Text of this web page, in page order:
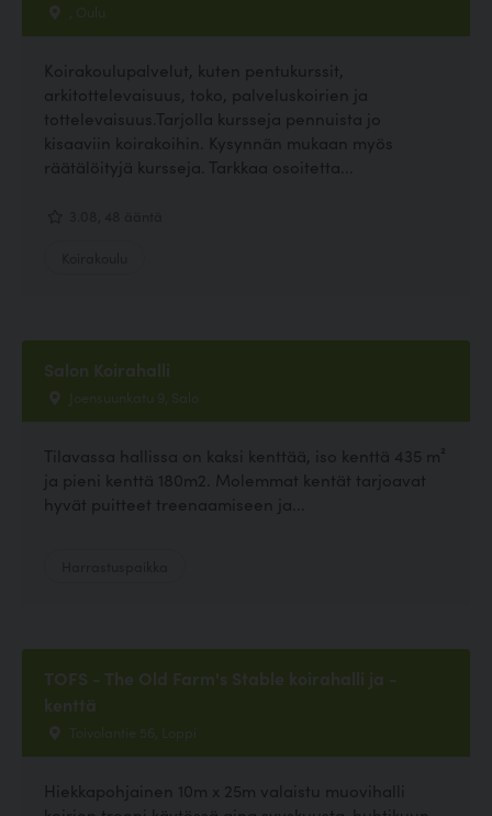
, Oulu
Koirakoulupalvelut, kuten pentukurssit,
arkitottelevaisuus, toko, palveluskoirien ja
tottelevaisuus.Tarjolla kursseja pennuista jo
kisaaviin koirakoihin. Kysynnän mukaan myös
räätälöityjä kursseja. Tarkkaa osoitetta...
Salon Koirahalli
Joensuunkatu 9, Salo
Tilavassa hallissa on kaksi kenttää, iso kenttä 435 m²
ja pieni kenttä 180m2. Molemmat kentät tarjoavat
hyvät puitteet treenaamiseen ja...
TOFS - The Old Farm's Stable koirahalli ja -
kenttä
Toivolantie 56, Loppi
Hiekkapohjainen 10m x 25m valaistu muovihalli